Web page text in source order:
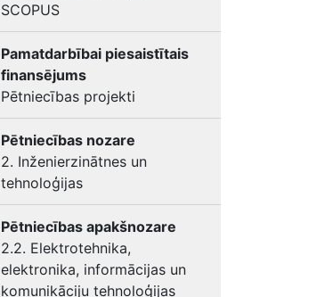
SCOPUS
Pamatdarbībai piesaistītais
finansējums
Pētniecības projekti
Pētniecības nozare
2. Inženierzinātnes un
tehnoloģijas
Pētniecības apakšnozare
2.2. Elektrotehnika,
elektronika, informācijas un
komunikāciju tehnoloģijas